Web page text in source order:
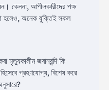
কেননা, আপীলকারীদের পক্ষ
হলেও, অনেক যুক্তিই সকল
মৃত্যুকালীন জবানবন্দি কি
গ্রহণযোগ্য, বিশেষ করে